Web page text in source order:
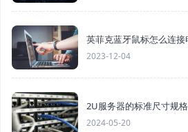
英菲克蓝牙鼠标怎么连接
2023-12-04
2U服务器的标准尺寸规
2024-05-20